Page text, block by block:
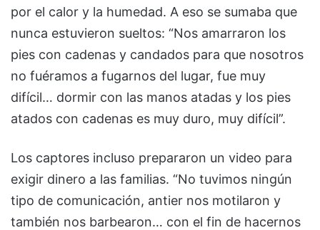
por el calor y la humedad. A eso se sumaba que
nunca estuvieron sueltos: “Nos amarraron los
pies con cadenas y candados para que nosotros
no fuéramos a fugarnos del lugar, fue muy
difícil… dormir con las manos atadas y los pies
atados con cadenas es muy duro, muy difícil”.
Los captores incluso prepararon un video para
exigir dinero a las familias. “No tuvimos ningún
tipo de comunicación, antier nos motilaron y
también nos barbearon… con el fin de hacernos